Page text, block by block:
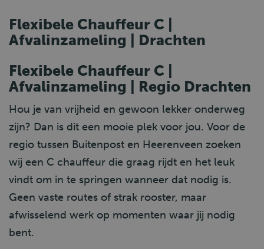
Flexibele Chauffeur C |
Afvalinzameling | Drachten
Flexibele Chauffeur C |
Afvalinzameling | Regio Drachten
Hou je van vrijheid en gewoon lekker onderweg
zijn? Dan is dit een mooie plek voor jou. Voor de
regio tussen Buitenpost en Heerenveen zoeken
wij een C chauffeur die graag rijdt en het leuk
vindt om in te springen wanneer dat nodig is.
Geen vaste routes of strak rooster, maar
afwisselend werk op momenten waar jij nodig
bent.